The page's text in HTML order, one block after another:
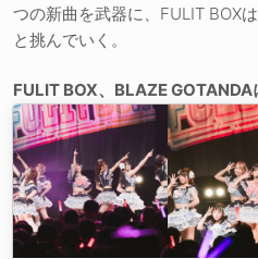
つの新曲を武器に、FULIT BOX
と挑んでいく。
FULIT BOX、BLAZE GOTANDA